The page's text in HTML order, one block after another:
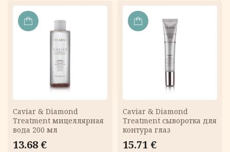
Caviar & Diamond
Treatment мицеллярная
вода 200 мл
13.68 €
В
КОРЗИНУ
Caviar & Diamond
Treatment сыворотка для
контура глаз
15.71 €
В
КОРЗИНУ